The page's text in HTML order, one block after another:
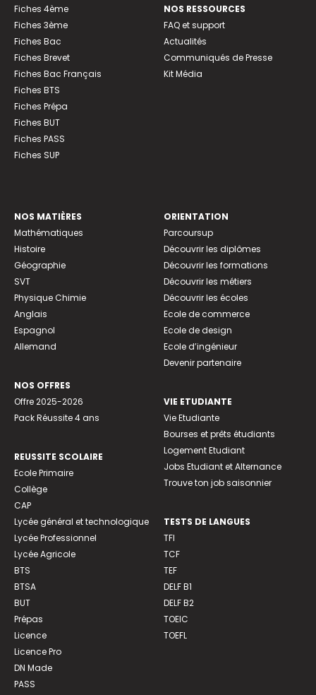
Fiches 4ème
Fiches 3ème
Fiches Bac
Fiches Brevet
Fiches Bac Français
Fiches BTS
Fiches Prépa
Fiches BUT
Fiches PASS
Fiches SUP
NOS RESSOURCES
FAQ et support
Actualités
Communiqués de Presse
Kit Média
NOS MATIÈRES
Mathématiques
Histoire
Géographie
SVT
Physique Chimie
Anglais
Espagnol
Allemand
NOS OFFRES
Offre 2025-2026
Pack Réussite 4 ans
REUSSITE SCOLAIRE
Ecole Primaire
Collège
CAP
Lycée général et technologique
Lycée Professionnel
Lycée Agricole
BTS
BTSA
BUT
Prépas
Licence
Licence Pro
DN Made
PASS
ORIENTATION
Parcoursup
Découvrir les diplômes
Découvrir les formations
Découvrir les métiers
Découvrir les écoles
Ecole de commerce
Ecole de design
Ecole d’ingénieur
Devenir partenaire
VIE ETUDIANTE
Vie Etudiante
Bourses et prêts étudiants
Logement Etudiant
Jobs Etudiant et Alternance
Trouve ton job saisonnier
TESTS DE LANGUES
TFI
TCF
TEF
DELF B1
DELF B2
TOEIC
TOEFL